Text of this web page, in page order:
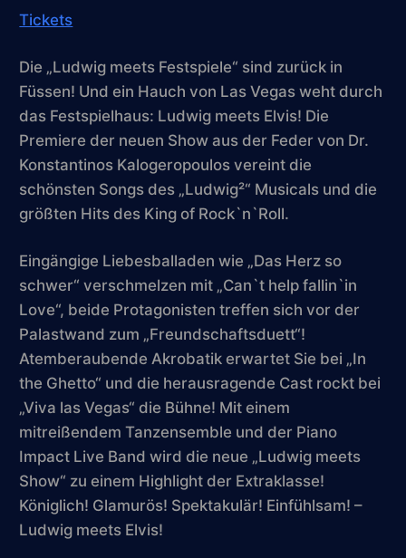
Tickets
Die „Ludwig meets Festspiele“ sind zurück in
Füssen! Und ein Hauch von Las Vegas weht durch
das Festspielhaus: Ludwig meets Elvis! Die
Premiere der neuen Show aus der Feder von Dr.
Konstantinos Kalogeropoulos vereint die
schönsten Songs des „Ludwig²“ Musicals und die
größten Hits des King of Rock`n`Roll.
Eingängige Liebesballaden wie „Das Herz so
schwer“ verschmelzen mit „Can`t help fallin`in
Love“, beide Protagonisten treffen sich vor der
Palastwand zum „Freundschaftsduett“!
Atemberaubende Akrobatik erwartet Sie bei „In
the Ghetto“ und die herausragende Cast rockt bei
„Viva las Vegas“ die Bühne! Mit einem
mitreißendem Tanzensemble und der Piano
Impact Live Band wird die neue „Ludwig meets
Show“ zu einem Highlight der Extraklasse!
Königlich! Glamurös! Spektakulär! Einfühlsam! –
Ludwig meets Elvis!